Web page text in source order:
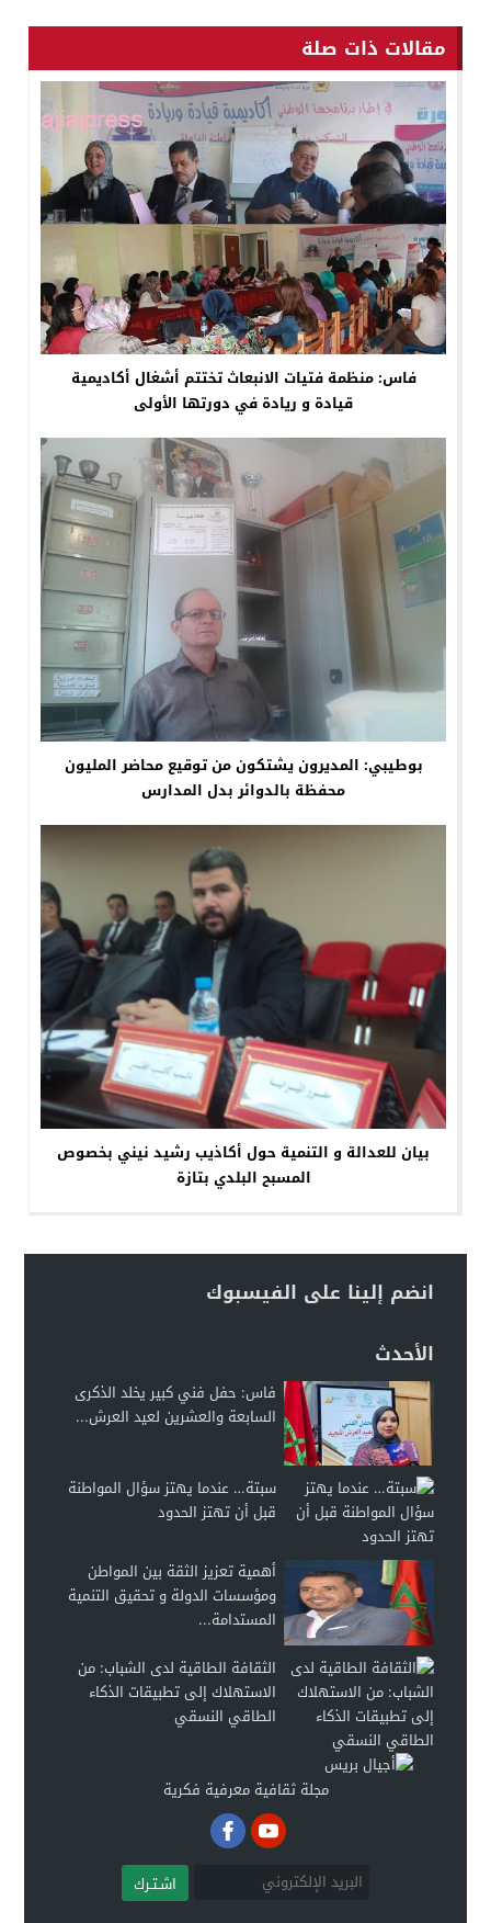
مقالات ذات صلة
فاس: منظمة فتيات الانبعاث تختتم أشغال أكاديمية
قيادة و ريادة في دورتها الأولى
بوطيبي: المديرون يشتكون من توقيع محاضر المليون
محفظة بالدوائر بدل المدارس
بيان للعدالة و التنمية حول أكاذيب رشيد نيني بخصوص
المسبح البلدي بتازة
انضم إلينا على الفيسبوك
الأحدث
فاس: حفل فني كبير يخلد الذكرى
السابعة والعشرين لعيد العرش...
سبتة… عندما يهتز سؤال المواطنة
قبل أن تهتز الحدود
أهمية تعزيز الثقة بين المواطن
ومؤسسات الدولة و تحقيق التنمية
المستدامة...
الثقافة الطاقية لدى الشباب: من
الاستهلاك إلى تطبيقات الذكاء
الطاقي النسقي
مجلة ثقافية معرفية فكرية
اشـتـرك